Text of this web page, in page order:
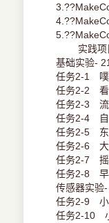
实践项
基础实验-
任务2-1 噗
任务2-2 看
任务2-3 流
任务2-4 自
任务2-5 东
任务2-6 大
任务2-7 摇
任务2-8 早
传感器实验
任务2-9 小
任务2-10